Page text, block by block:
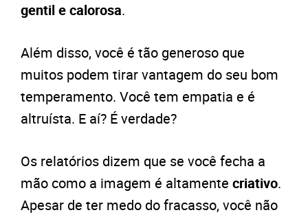
gentil e calorosa.
Além disso, você é tão generoso que
muitos podem tirar vantagem do seu bom
temperamento. Você tem empatia e é
altruísta. E aí? É verdade?
Os relatórios dizem que se você fecha a
mão como a imagem é altamente criativo.
Apesar de ter medo do fracasso, você não